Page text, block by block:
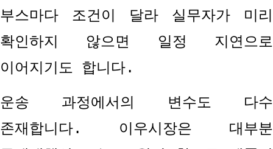
부스마다 조건이 달라 실무자가 미리
확인하지 않으면 일정 지연으로
이어지기도 합니다.
운송 과정에서의 변수도 다수
존재합니다. 이우시장은 대부분